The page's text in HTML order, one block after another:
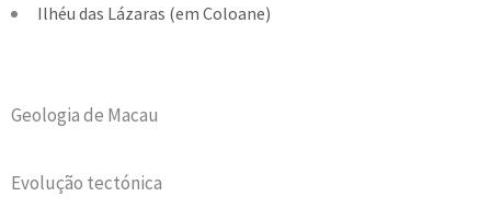
Ilhéu das Lázaras (em Coloane)
Geologia de Macau
Evolução tectónica